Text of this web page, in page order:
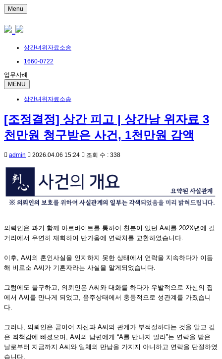
Menu
상간녀위자료소송
1660-0722
업무사례
MENU
상간녀위자료소송
[조정결정] 상간 피고 | 상간남 위자료 3
천만원 청구받은 사건, 1천만원 감액
admin 2026.04.06 15:24 조회 수 : 338
의뢰인은 과거 함께 아르바이트를 통하여 친분이 있던 A씨를 202X년에 길
거리에서 우연히 재회하여 반가움에 연락처를 교환하였습니다.
이후, A씨의 혼인사실을 인지하지 못한 상태에서 연락을 지속하다가 이듬
해 비로소 A씨가 기혼자라는 사실을 알게되었습니다.
그럼에도 불구하고, 의뢰인은 A씨와 대화를 하다가 우발적으로 자신의 집
에서 A씨를 만나게 되었고, 음주상태에서 충동적으로 성관계를 가졌습니
다.
그러나, 의뢰인은 곧이어 자신과 A씨의 관계가 부적절하다는 것을 알고 깊
은 죄책감에 빠졌으며, A씨의 남편에게 “A를 만나지 말라”는 연락을 받은
날로부터 지금까지 A씨와 일체의 만남을 가지지 아니하고 연락을 단절하였
습니다.